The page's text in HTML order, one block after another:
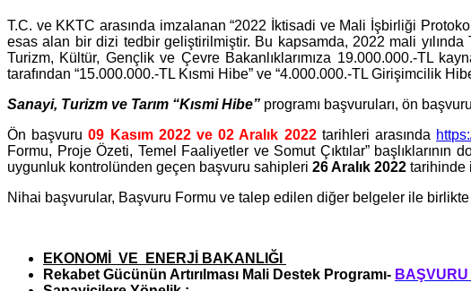
T.C. ve KKTC arasında imzalanan “2022 İktisadi ve Mali İşbirliği
esas alan bir dizi tedbir geliştirilmiştir. Bu kapsamda, 2022 mali yılında
Turizm, Kültür, Gençlik ve Çevre Bakanlıklarımıza 19.000.000.-TL
tarafından “15.000.000.-TL Kısmi Hibe” ve “4.000.000.-TL Girişimcilik
Sanayi, Turizm ve Tarım “Kısmi Hibe” programı başvuruları, ön
Ön başvuru09 Kasım 2022ve02 Aralık 2022tarihleri arasında
Formu, Proje Özeti, Temel Faaliyetler ve Somut Çıktılar”
uygunluk kontrolünden geçen başvuru sahipleri 26 Aralık 2022 tarihinde
Nihai başvurular, Başvuru Formu ve talep edilen diğer belgeler ile
EKONOMİ VE ENERJİ BAKANLIĞI
Rekabet Gücünün Artırılması Mali Destek Programı- BAŞVURU